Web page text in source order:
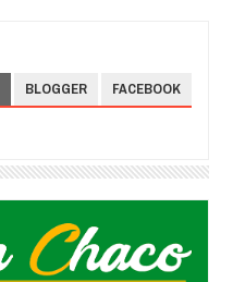
BLOGGER FACEBOOK